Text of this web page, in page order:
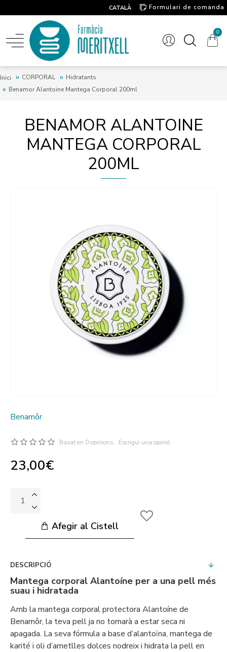
CATALÀ
Formulari de comanda
0
Inici CORPORAL
Hidratants
Benamor Alantoine Mantega Corporal 200ml
BENAMOR ALANTOINE
MANTEGA CORPORAL
200ML
Benamôr
Basat en 0 opinions. Escrigui una opinió
23,00€
Afegir al Cistell
DESCRIPCIÓ
Mantega corporal Alantoíne per a una pell més
suau i hidratada
Amb la mantega corporal protectora Alantoíne de
Benamôr, la teva pell ja no tornarà a estar seca ni
apagada. La seva fórmula a base d’alantoïna, mantega de
karité i oli d’ametlles dolces nodreix i hidrata la pell en